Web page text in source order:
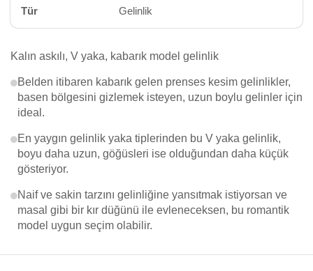
Tür Gelinlik
Kalın askılı, V yaka, kabarık model gelinlik
Belden itibaren kabarık gelen prenses kesim gelinlikler,
basen bölgesini gizlemek isteyen, uzun boylu gelinler için
ideal.
En yaygın gelinlik yaka tiplerinden bu V yaka gelinlik,
boyu daha uzun, göğüsleri ise olduğundan daha küçük
gösteriyor.
Naif ve sakin tarzını gelinliğine yansıtmak istiyorsan ve
masal gibi bir kır düğünü ile evleneceksen, bu romantik
model uygun seçim olabilir.